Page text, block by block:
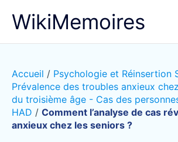
WikiMemoires
Accueil / Psychologie et Réinsertion
Prévalence des troubles anxieux
du troisième âge - Cas des
HAD / Comment l’analyse de cas
anxieux chez les seniors ?